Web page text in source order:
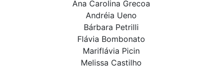
Ana Carolina Grecoa
Andréia Ueno
Bárbara Petrilli
Flávia Bombonato
Mariflávia Picin
Melissa Castilho